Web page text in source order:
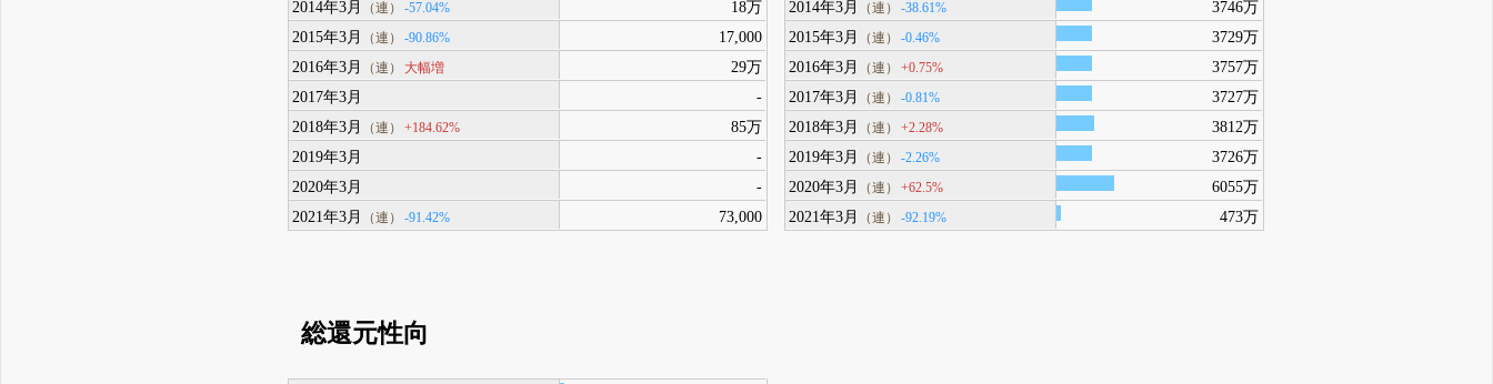
2014年3月
（連） -57.04%
18万
2015年3月
（連） -90.86%
17,000
2016年3月
（連） 大幅増
29万
2017年3月
-
2018年3月
（連） +184.62%
85万
2019年3月
-
2020年3月
-
2021年3月
（連） -91.42% 73,000
2014年3月
（連） -38.61%
3746万
2015年3月
（連） -0.46%
3729万
2016年3月
（連） +0.75%
3757万
2017年3月
（連） -0.81%
3727万
2018年3月
（連） +2.28%
3812万
2019年3月
（連） -2.26%
3726万
2020年3月
（連） +62.5%
6055万
2021年3月
（連） -92.19% 473万
総還元性向